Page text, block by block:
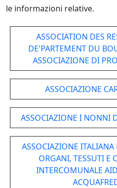
le informazioni relative.
ASSOCIATION DES
DE'PARTEMENT DU
ASSOCIAZIONE DI
ASSOCIAZIONE
ASSOCIAZIONE I NONNI
ASSOCIAZIONE
ORGANI, TESSUTI E
INTERCOMUNALE